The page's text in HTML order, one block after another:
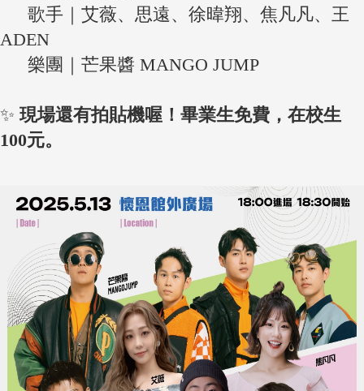
歌手｜艾薇、思遠、徐暐翔、焦凡凡、王
ADEN
樂團｜芒果醬 MANGO JUMP
✨現場還有拍貼機喔！畢業生免費，在校生
100元。